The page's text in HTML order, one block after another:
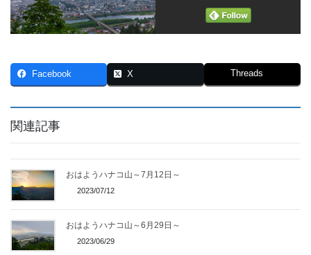
Facebook X Threads
関連記事
おはようハナコ山～7月12日～
2023/07/12
おはようハナコ山～6月29日～
2023/06/29